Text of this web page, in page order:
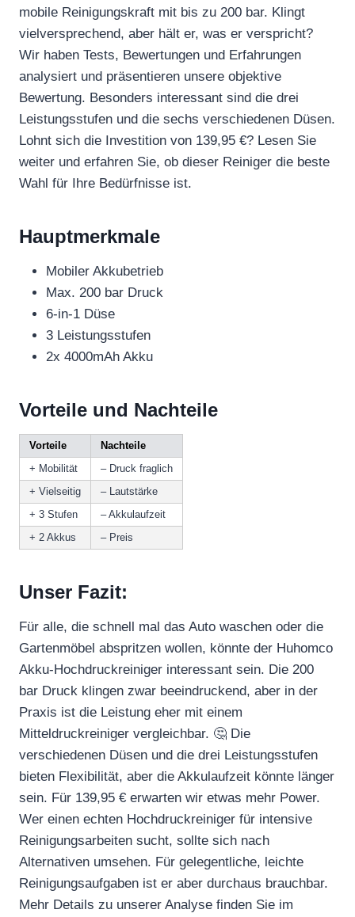
mobile Reinigungskraft mit bis zu 200 bar. Klingt
vielversprechend, aber hält er, was er verspricht?
Wir haben Tests, Bewertungen und Erfahrungen
analysiert und präsentieren unsere objektive
Bewertung. Besonders interessant sind die drei
Leistungsstufen und die sechs verschiedenen Düsen.
Lohnt sich die Investition von 139,95 €? Lesen Sie
weiter und erfahren Sie, ob dieser Reiniger die beste
Wahl für Ihre Bedürfnisse ist.
Hauptmerkmale
Mobiler Akkubetrieb
Max. 200 bar Druck
6-in-1 Düse
3 Leistungsstufen
2x 4000mAh Akku
Vorteile und Nachteile
Vorteile
Nachteile
+ Mobilität
– Druck fraglich
+ Vielseitig
– Lautstärke
+ 3 Stufen
– Akkulaufzeit
+ 2 Akkus
– Preis
Unser Fazit:
Für alle, die schnell mal das Auto waschen oder die
Gartenmöbel abspritzen wollen, könnte der Huhomco
Akku-Hochdruckreiniger interessant sein. Die 200
bar Druck klingen zwar beeindruckend, aber in der
Praxis ist die Leistung eher mit einem
Mitteldruckreiniger vergleichbar. 🤔 Die
verschiedenen Düsen und die drei Leistungsstufen
bieten Flexibilität, aber die Akkulaufzeit könnte länger
sein. Für 139,95 € erwarten wir etwas mehr Power.
Wer einen echten Hochdruckreiniger für intensive
Reinigungsarbeiten sucht, sollte sich nach
Alternativen umsehen. Für gelegentliche, leichte
Reinigungsaufgaben ist er aber durchaus brauchbar.
Mehr Details zu unserer Analyse finden Sie im